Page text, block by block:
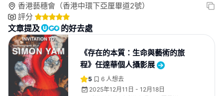
香港藝穗會（香港中環下亞厘畢道2號）
評分
文章提及 的好去處
《存在的本質：生命與藝術的旅
程》任達華個人攝影展
5 6 人想去
2025年12月11日 - 12月18日